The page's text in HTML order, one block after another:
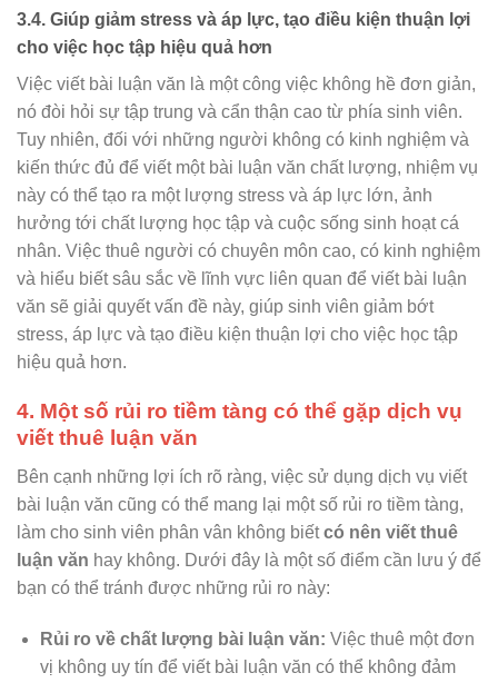
3.4. Giúp giảm stress và áp lực, tạo điều kiện thuận lợi
cho việc học tập hiệu quả hơn
Việc viết bài luận văn là một công việc không hề đơn giản,
nó đòi hỏi sự tập trung và cẩn thận cao từ phía sinh viên.
Tuy nhiên, đối với những người không có kinh nghiệm và
kiến thức đủ để viết một bài luận văn chất lượng, nhiệm vụ
này có thể tạo ra một lượng stress và áp lực lớn, ảnh
hưởng tới chất lượng học tập và cuộc sống sinh hoạt cá
nhân. Việc thuê người có chuyên môn cao, có kinh nghiệm
và hiểu biết sâu sắc về lĩnh vực liên quan để viết bài luận
văn sẽ giải quyết vấn đề này, giúp sinh viên giảm bớt
stress, áp lực và tạo điều kiện thuận lợi cho việc học tập
hiệu quả hơn.
4. Một số rủi ro tiềm tàng có thể gặp dịch vụ
viết thuê luận văn
Bên cạnh những lợi ích rõ ràng, việc sử dụng dịch vụ viết
bài luận văn cũng có thể mang lại một số rủi ro tiềm tàng,
làm cho sinh viên phân vân không biếtcó nên viết thuê
luận văn hay không. Dưới đây là một số điểm cần lưu ý để
bạn có thể tránh được những rủi ro này:
Rủi ro về chất lượng bài luận văn: Việc thuê một đơn
vị không uy tín để viết bài luận văn có thể không đảm